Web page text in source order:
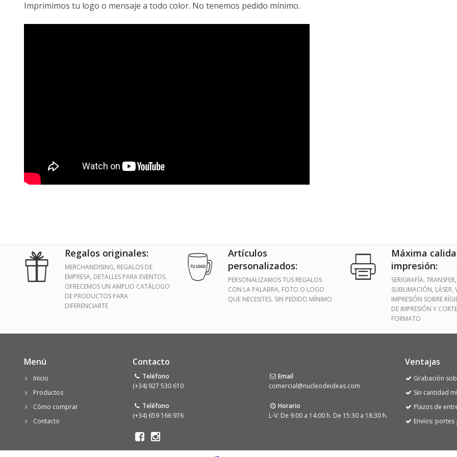
Imprimimos tu logo o mensaje a todo color. No tenemos pedido mínimo.
Regalos originales:
MERCHANDISING, REGALOS DE
EMPRESA, DETALLES PARA EVENTOS.
OFRECEMOS UN AMPLIO CATÁLOGO
DE PRODUCTOS PARA
DIFERENCIARTE
Artículos
personalizados:
PERSONALIZAMOS TUS REGALOS
CON LA PALABRA, FOTO O LOGO
QUE NECESITES. SIN PEDIDO MÍNIMO
Máxima
impresión:
SERIGRAFÍA, TRANSFER,
SUBLIMACIÓN, LÁSER,
IMPRESIÓN SOBRE
DE IMPRESIÓN Y
FORMATO
Menú
Inicio
Productos
Cómo comprar
Contacto
Contacto
Teléfono
(+34) 927 530 610
Teléfono
(+34) 659 166 976
Email
comercial@nucleodeideas.com
Horario
L-V: De 9:00 a 14:00 h. De 15:30 a 18:30 h.
Ventajas
Grabación
Sin cantidad
Plazos de
Envíos: